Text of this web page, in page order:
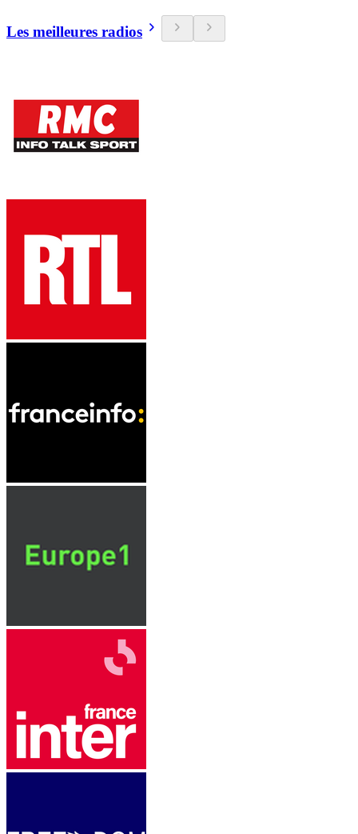
Les meilleures radios